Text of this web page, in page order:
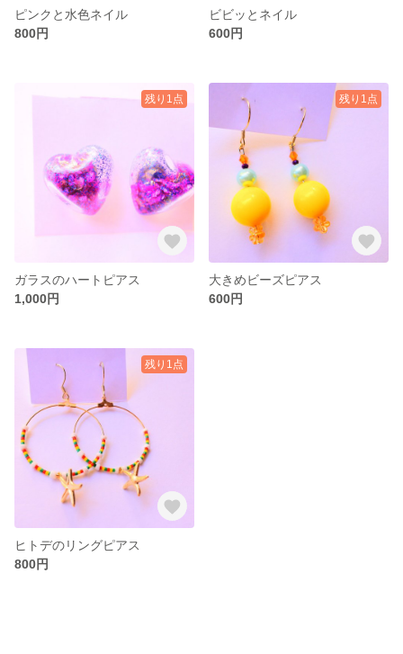
ピンクと水色ネイル
800円
ビビッとネイル
600円
残り1点
ガラスのハートピアス
1,000円
残り1点
大きめビーズピアス
600円
残り1点
ヒトデのリングピアス
800円